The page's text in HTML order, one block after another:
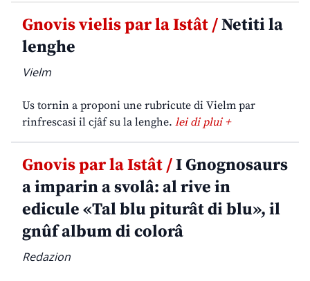
Gnovis vielis par la Istât /Netiti la
lenghe
Vielm
Us tornin a proponi une rubricute di Vielm par
rinfrescasi il cjâf su la lenghe. lei di plui +
Gnovis par la Istât /I Gnognosaurs
a imparin a svolâ: al rive in
edicule «Tal blu piturât di blu», il
gnûf album di colorâ
Redazion